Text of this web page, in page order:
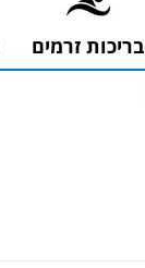
בריכות זרמים